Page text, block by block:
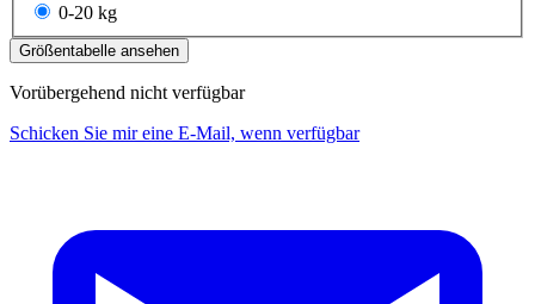
0-20 kg
Größentabelle ansehen
Vorübergehend nicht verfügbar
Schicken Sie mir eine E-Mail, wenn verfügbar